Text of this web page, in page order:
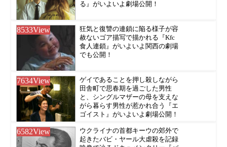
る』がいよいよ劇場公開！
8533View
狂気と復讐の連鎖に陥る様子が容
赦ないゴア描写で描かれる『Kfc
食人連鎖』がいよいよ関西の劇場
でも公開！
7634View
ゲイであることを押し殺しながら
田舎町で思春期を過ごした男性
と、シングルマザーの母を支えな
がら暮らす男性が惹かれ合う『エ
ゴイスト』がいよいよ劇場公開！
6582View
ウクライナの首都キーウの郊外で
起きたバビ・ヤール大虐殺を記録